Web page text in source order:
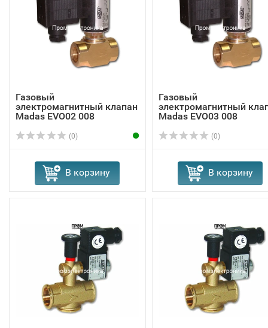
Газовый
электромагнитный клапан
Madas EVО02 008
(0)
В корзину
Газовый
электромагнитный
Madas EVО03 008
(0)
В корзину